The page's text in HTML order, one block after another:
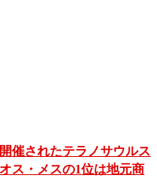
催されたテラノサウルス
ス・メスの1位は地元商